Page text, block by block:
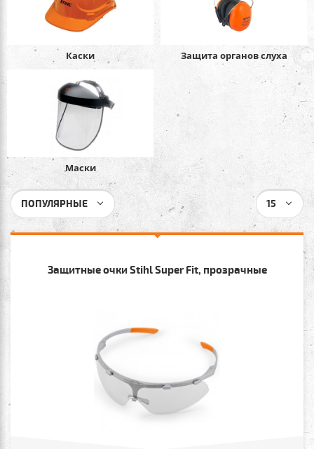
Каски Защита органов слуха
Маски
ПОПУЛЯРНЫЕ 15
Защитные очки Stihl Super Fit, прозрачные